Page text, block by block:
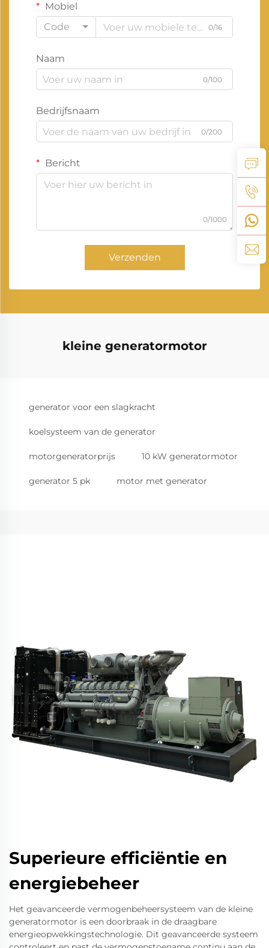
Mobiel
Code
0/16
Naam
0/100
Bedrijfsnaam
0/200
Bericht
0/1000
Verzenden
kleine generatormotor
generator voor een slagkracht
koelsysteem van de generator
motorgeneratorprijs 10 kW generatormotor
generator 5 pk motor met generator
Superieure efficiëntie en
energiebeheer
Het geavanceerde vermogenbeheersysteem van de kleine
generatormotor is een doorbraak in de draagbare
energieopwekkingstechnologie. Dit geavanceerde systeem